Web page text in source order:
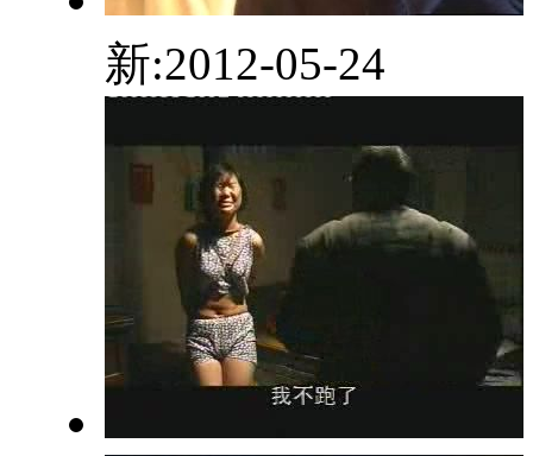
新:2012-05-24